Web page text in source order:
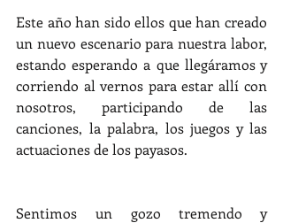
Este año han sido ellos que han creado
un nuevo escenario para nuestra labor,
estando esperando a que llegáramos y
corriendo al vernos para estar allí con
nosotros, participando de las
canciones, la palabra, los juegos y las
actuaciones de los payasos.
Sentimos un gozo tremendo y